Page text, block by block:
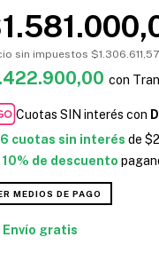
sin impuestos $1.306.611,57
con
Cuotas SIN interés con
6 cuotas sin interés de
10% de descuento
MEDIOS DE PAGO
Envío gratis